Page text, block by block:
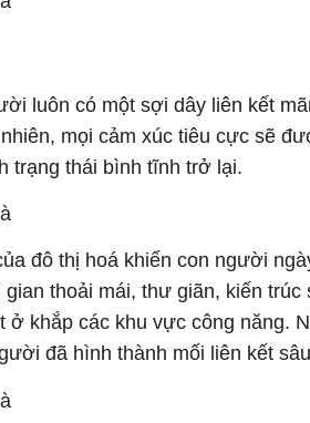
luôn có một sợi dây liên kết
mọi cảm xúc tiêu cực sẽ
trạng thái bình tĩnh trở lại.
đô thị hoá khiến con người
thoải mái, thư giãn, kiến trúc
ở khắp các khu vực công năng.
đã hình thành mối liên kết